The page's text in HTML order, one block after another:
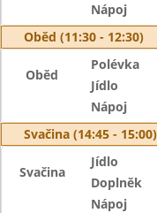
Nápoj
Oběd (11:30 - 12:30)
Oběd
Polévka
Jídlo
Nápoj
Svačina (14:45 - 15:00)
Svačina
Jídlo
Doplněk
Nápoj